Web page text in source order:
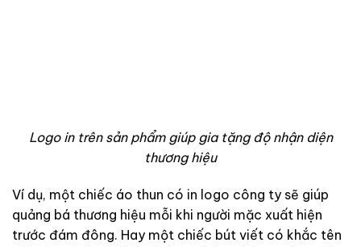
Logo in trên sản phẩm giúp gia tặng độ nhận diện
thương hiệu
Ví dụ, một chiếc áo thun có in logo công ty sẽ giúp
quảng bá thương hiệu mỗi khi người mặc xuất hiện
trước đám đông. Hay một chiếc bút viết có khắc tên